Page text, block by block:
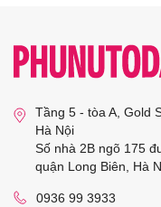
Tầng 5 - tòa A, Gold
Hà Nội
Số nhà 2B ngõ 175
quận Long Biên, Hà
0936 99 3933